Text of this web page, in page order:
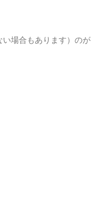
い場合もあります）のが